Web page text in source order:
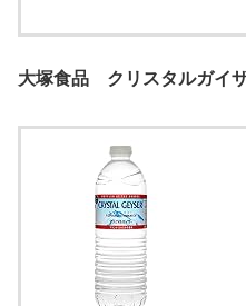
大塚食品 クリスタルガ